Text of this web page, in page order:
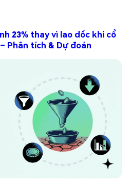
23% thay vì lao dốc khi cổ
Phân tích & Dự đoán